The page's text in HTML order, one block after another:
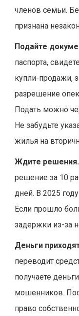
членов семьи.
признана
Подайте
паспорта,
купли-продажи,
разрешение
Подать можно
Не забудьте
жилья на
Ждите решения.
решение за 10
дней. В 2025
Если прошло
задержки из-за
Деньги
переводит
получаете
мошенников.
право